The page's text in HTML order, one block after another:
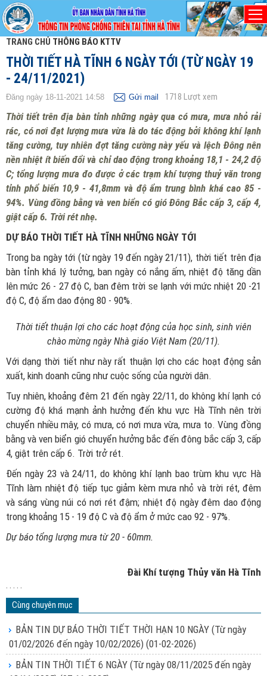
TRANG CHỦ THÔNG BÁO KTTV
THỜI TIẾT HÀ TĨNH 6 NGÀY TỚI (TỪ NGÀY 19
- 24/11/2021)
Đăng ngày 18-11-2021 14:58 Gửi mail 1718 Lượt xem
Thời tiết trên địa bàn tỉnh những ngày qua có mưa, mưa nhỏ rải
rác, có nơi đạt lượng mưa vừa là do tác động bởi không khí lạnh
tăng cường, tuy nhiên đợt tăng cường này yếu và lệch Đông nên
nền nhiệt ít biến đổi và chỉ dao động trong khoảng 18,1 - 24,2 độ
C; tổng lượng mưa đo được ở các trạm khí tượng thuỷ văn trong
tỉnh phổ biến 10,9 - 41,8mm và độ ẩm trung bình khá cao 85 -
94%. Vùng đồng bằng và ven biển có gió Đông Bắc cấp 3, cấp 4,
giật cấp 6. Trời rét nhẹ.
DỰ BÁO THỜI TIẾT HÀ TĨNH NHỮNG NGÀY TỚI
Trong ba ngày tới (từ ngày 19 đến ngày 21/11), thời tiết trên địa
bàn tỉnh khá lý tưởng, ban ngày có nắng ấm, nhiệt độ tăng dần
lên mức 26 - 27 độ C, ban đêm trời se lạnh với mức nhiệt 20 -21
độ C, độ ẩm dao động 80 - 90%.
Thời tiết thuận lợi cho các hoạt động của học sinh, sinh viên
chào mừng ngày Nhà giáo Việt Nam (20/11).
Với dạng thời tiết như này rất thuận lợi cho các hoạt động sản
xuất, kinh doanh cũng như cuộc sống của người dân.
Tuy nhiên, khoảng đêm 21 đến ngày 22/11, do không khí lạnh có
cường độ khá mạnh ảnh hưởng đến khu vực Hà Tĩnh nên trời
chuyển nhiều mây, có mưa, có nơi mưa vừa, mưa to. Vùng đồng
bằng và ven biển gió chuyển hưởng bắc đến đông bắc cấp 3, cấp
4, giật trên cấp 6. Trời trở rét.
Đến ngày 23 và 24/11, do không khí lạnh bao trùm khu vực Hà
Tĩnh làm nhiệt độ tiếp tục giảm kèm mưa nhỏ và trời rét, đêm
và sáng vùng núi có nơi rét đậm; nhiệt độ ngày đêm dao động
trong khoảng 15 - 19 độ C và độ ẩm ở mức cao 92 - 97%.
Dự báo tổng lượng mưa từ 20 - 60mm.
Đài Khí tượng Thủy văn Hà Tĩnh
. . . . .
Cùng chuyên mục
BẢN TIN DỰ BÁO THỜI TIẾT THỜI HẠN 10 NGÀY (Từ ngày
01/02/2026 đến ngày 10/02/2026) (01-02-2026)
BẢN TIN THỜI TIẾT 6 NGÀY (Từ ngày 08/11/2025 đến ngày